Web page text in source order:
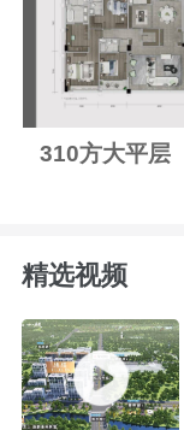
310方大平层
精选视频